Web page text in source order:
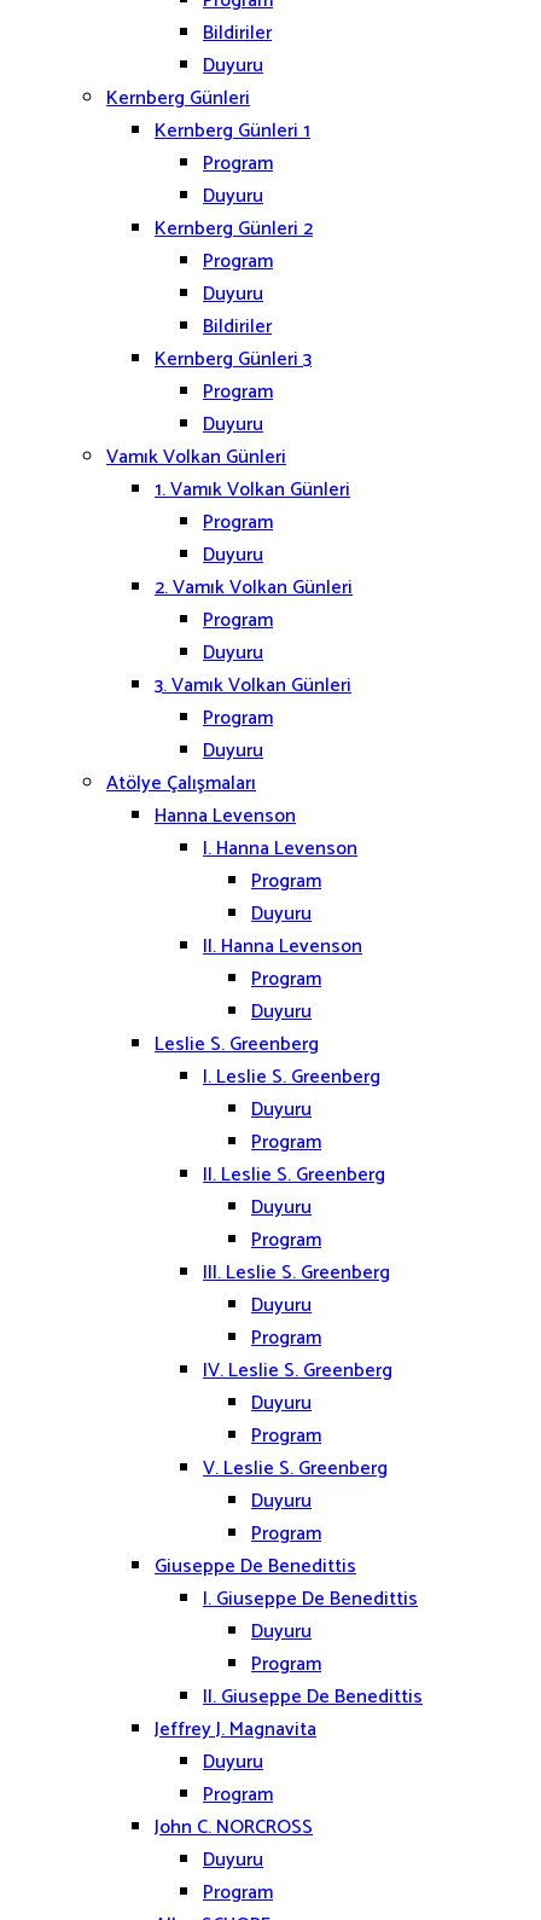
Bildiriler
Duyuru
Kernberg Günleri
Kernberg Günleri 1
Program
Duyuru
Kernberg Günleri 2
Program
Duyuru
Bildiriler
Kernberg Günleri 3
Program
Duyuru
Vamık Volkan Günleri
1. Vamık Volkan Günleri
Program
Duyuru
2. Vamık Volkan Günleri
Program
Duyuru
3. Vamık Volkan Günleri
Program
Duyuru
Atölye Çalışmaları
Hanna Levenson
I. Hanna Levenson
Program
Duyuru
II. Hanna Levenson
Program
Duyuru
Leslie S. Greenberg
I. Leslie S. Greenberg
Duyuru
Program
II. Leslie S. Greenberg
Duyuru
Program
III. Leslie S. Greenberg
Duyuru
Program
IV. Leslie S. Greenberg
Duyuru
Program
V. Leslie S. Greenberg
Duyuru
Program
Giuseppe De Benedittis
I. Giuseppe De Benedittis
Duyuru
Program
II. Giuseppe De Benedittis
Jeffrey J. Magnavita
Duyuru
Program
John C. NORCROSS
Duyuru
Program